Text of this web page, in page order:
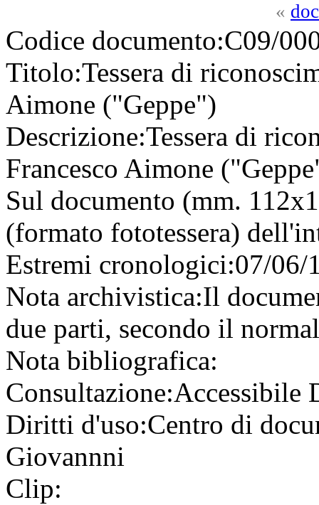
«
Codice documento:C09/
Titolo:Tessera di
Aimone ("Geppe")
Descrizione:Tessera di
Francesco Aimone
Sul documento (mm.
(formato fototessera)
Estremi cronologici:07/06/
Nota archivistica:Il
due parti, secondo il
Nota bibliografica:
Consultazione:Accessibile
Diritti d'uso:Centro di
Giovannni
Clip: